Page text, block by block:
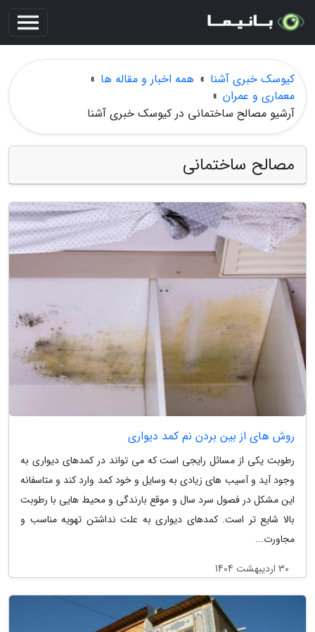
کیوسک خبری آشنا » همه اخبار و مقاله ها »
معماری و عمران »
آرشیو مصالح ساختمانی در کیوسک خبری آشنا
مصالح ساختمانی
روش های از بین بردن نم کمد دیواری
رطوبت یکی از مسائل رایجی است که می تواند در کمدهای دیواری به
وجود آید و آسیب های زیادی به وسایل و خود کمد وارد کند و متاسفانه
این مشکل در فصول سرد سال و موقع بارندگی و محیط هایی با رطوبت
بالا شایع تر است. کمدهای دیواری به علت نداشتن تهویه مناسب و
مجاورت...
30 اردیبهشت 1404